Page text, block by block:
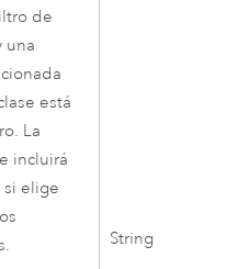
de
una
está
La
incluirá
si elige
String